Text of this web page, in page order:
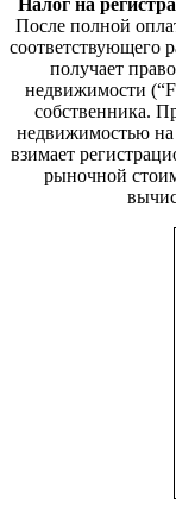
После полной
соответствующего
получает
недвижимости
собственника.
недвижимостью на
взимает
рыночной